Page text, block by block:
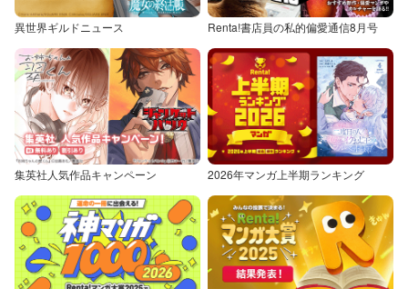
異世界ギルドニュース Renta!書店員の私的偏愛通信8月号
集英社人気作品キャンペーン 2026年マンガ上半期ランキング